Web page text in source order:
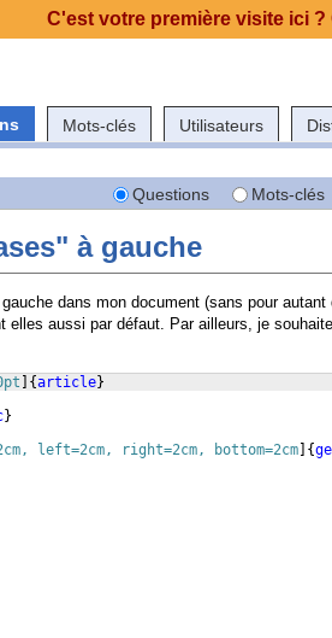
Mots-clés Utilisateurs
Questions Mots-clés
à gauche
dans mon document (sans pour
elles aussi par défaut. Par ailleurs, je
{article}
}
left=2cm, right=2cm, bottom=2cm {
C'est votre première visite ici ?